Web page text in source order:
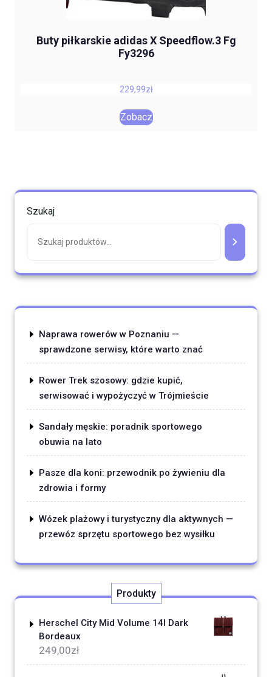
Buty piłkarskie adidas X Speedflow.3 Fg
Fy3296
229,99zł
Zobacz
Szukaj
Naprawa rowerów w Poznaniu —
sprawdzone serwisy, które warto znać
Rower Trek szosowy: gdzie kupić,
serwisować i wypożyczyć w Trójmieście
Sandały męskie: poradnik sportowego
obuwia na lato
Pasze dla koni: przewodnik po żywieniu dla
zdrowia i formy
Wózek plażowy i turystyczny dla aktywnych —
przewóz sprzętu sportowego bez wysiłku
Produkty
Herschel City Mid Volume 14l Dark
Bordeaux
249,00zł